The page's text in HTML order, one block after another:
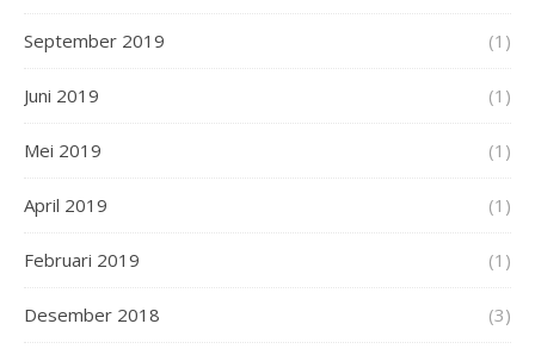
September 2019 (1)
Juni 2019 (1)
Mei 2019 (1)
April 2019 (1)
Februari 2019 (1)
Desember 2018 (3)